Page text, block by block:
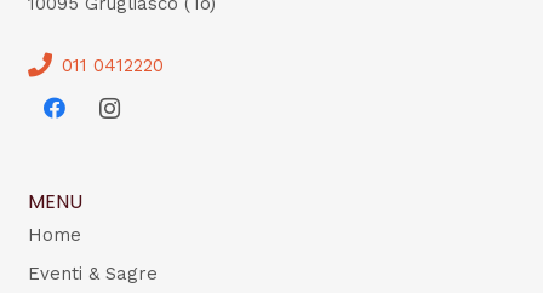
011 0412220
MENU
Home
Eventi & Sagre